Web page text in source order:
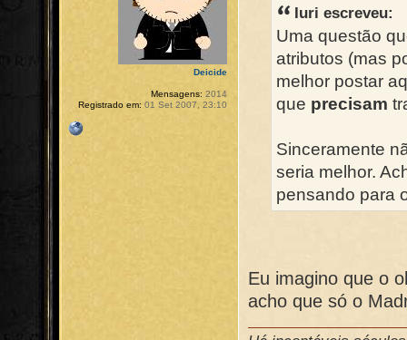
Iuri escreveu:
Uma questão
atributos (mas
melhor postar
que precisam
Sinceramente
seria melhor.
pensando para
Eu imagino que o
acho que só o
Deicide
Mensagens: 2014
Registrado em: 01 Set 2007, 23:10